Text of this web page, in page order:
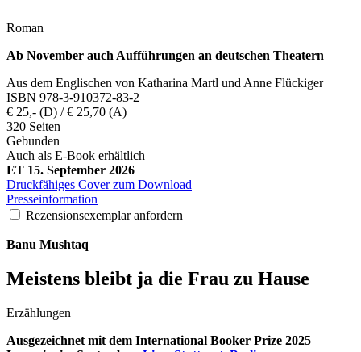
Roman
Ab November auch Aufführungen an deutschen Theatern
Aus dem Englischen von Katharina Martl und Anne Flückiger
ISBN 978-3-910372-83-2
€ 25,- (D) / € 25,70 (A)
320 Seiten
Gebunden
Auch als E-Book erhältlich
ET 15. September 2026
Druckfähiges Cover zum Download
Presseinformation
Rezensionsexemplar anfordern
Banu Mushtaq
Meistens bleibt ja die Frau zu Hause
Erzählungen
Ausgezeichnet mit dem International Booker Prize 2025